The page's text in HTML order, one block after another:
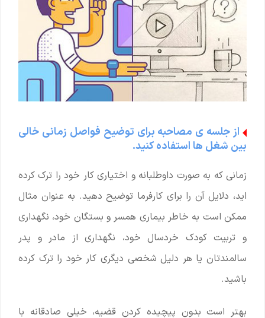
از جلسه ی مصاحبه برای توضیح فواصل زمانی خالی
بین شغل ها استفاده کنید.
زمانی که به صورت داوطلبانه و اختیاری کار خود را ترک کرده
اید، دلایل آن را برای کارفرما توضیح دهید. به عنوان مثال
ممکن است به خاطر بیماری همسر و بستگان خود، نگهداری
و تربیت کودک خردسال خود، نگهداری از مادر و پدر
سالمندتان یا هر دلیل شخصی دیگری کار خود را ترک کرده
باشید.
بهتر است بدون پیچیده کردن قضیه، خیلی صادقانه با